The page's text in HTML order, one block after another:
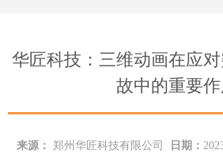
华匠科技：三维动画在应
故中的重要作
来源： 郑州华匠科技有限公司 日期：